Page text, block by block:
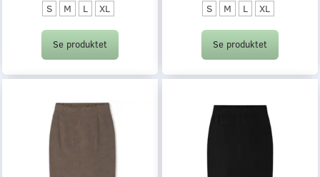
S M L XL
Se produktet
S M L XL
Se produktet